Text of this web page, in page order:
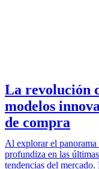
La revolución
modelos
de compra
Al explorar el panorama
profundiza en las
tendencias del